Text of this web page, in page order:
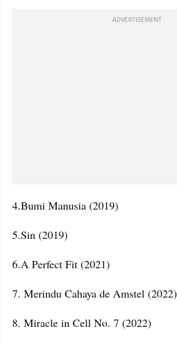
ADVERTISEMENT
4.Bumi Manusia (2019)
5.Sin (2019)
6.A Perfect Fit (2021)
7. Merindu Cahaya de Amstel (2022)
8. Miracle in Cell No. 7 (2022)